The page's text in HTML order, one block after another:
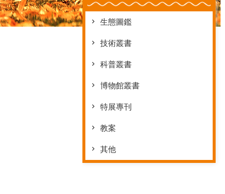
生態圖鑑
技術叢書
科普叢書
博物館叢書
特展專刊
教案
其他